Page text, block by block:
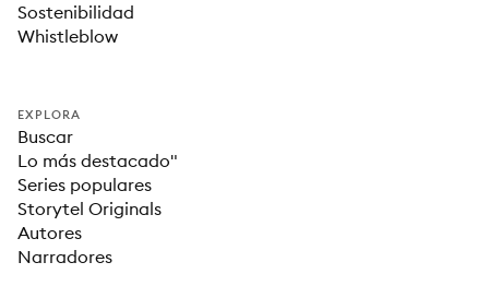
Sostenibilidad
Whistleblow
EXPLORA
Buscar
Lo más destacado"
Series populares
Storytel Originals
Autores
Narradores